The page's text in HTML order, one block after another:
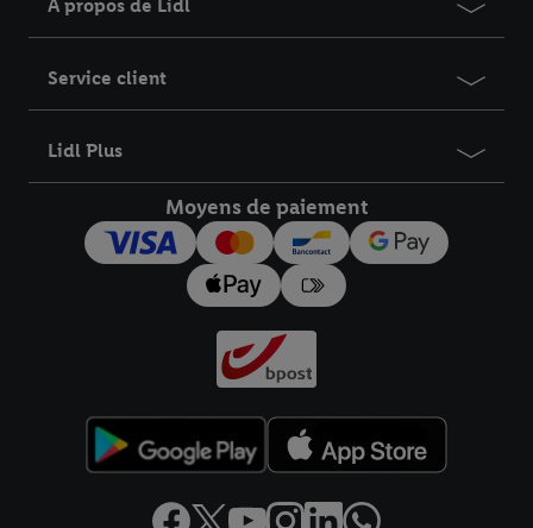
À propos de Lidl
Service client
Lidl Plus
Moyens de paiement